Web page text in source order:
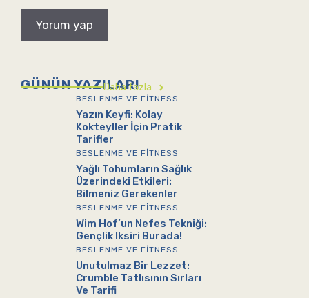
GÜNÜN YAZILARI
Daha fazla
BESLENME VE FITNESS
Yazın Keyfi: Kolay
Kokteyller İçin Pratik
Tarifler
BESLENME VE FITNESS
Yağlı Tohumların Sağlık
Üzerindeki Etkileri:
Bilmeniz Gerekenler
BESLENME VE FITNESS
Wim Hof’un Nefes Tekniği:
Gençlik Iksiri Burada!
BESLENME VE FITNESS
Unutulmaz Bir Lezzet:
Crumble Tatlısının Sırları
Ve Tarifi